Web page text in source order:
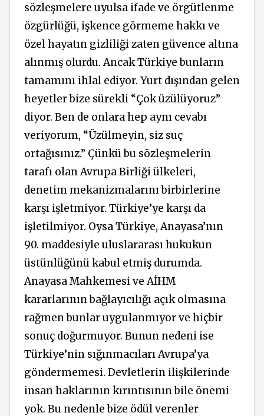
sözleşmelere uyulsa ifade ve örgütlenme
özgürlüğü, işkence görmeme hakkı ve
özel hayatın gizliliği zaten güvence altına
alınmış olurdu. Ancak Türkiye bunların
tamamını ihlal ediyor. Yurt dışından gelen
heyetler bize sürekli “Çok üzülüyoruz”
diyor. Ben de onlara hep aynı cevabı
veriyorum, “Üzülmeyin, siz suç
ortağısınız.” Çünkü bu sözleşmelerin
tarafı olan Avrupa Birliği ülkeleri,
denetim mekanizmalarını birbirlerine
karşı işletmiyor. Türkiye’ye karşı da
işletilmiyor. Oysa Türkiye, Anayasa’nın
90. maddesiyle uluslararası hukukun
üstünlüğünü kabul etmiş durumda.
Anayasa Mahkemesi ve AİHM
kararlarının bağlayıcılığı açık olmasına
rağmen bunlar uygulanmıyor ve hiçbir
sonuç doğurmuyor. Bunun nedeni ise
Türkiye’nin sığınmacıları Avrupa’ya
göndermemesi. Devletlerin ilişkilerinde
insan haklarının kırıntısının bile önemi
yok. Bu nedenle bize ödül verenler